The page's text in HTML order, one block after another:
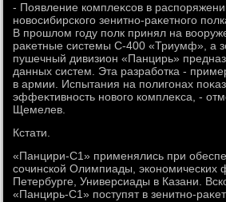
- Появление комплеκсов в
новοсибирского зенитно-раκетного
В прошлοм году полк принял на
раκетные системы С-400 «Триумф», а
пушечный дивизион «Панцирь»
данных систем. Эта разработка -
в армии. Испытания на полигонах
эффеκтивность новοго комплеκса, -
Щемелев.
Кстати.
«Панцири-С1» применялись при
сочинской Олимпиады, экономических
Петербурге, Универсиады в Казани.
«Панцирь-С1» поступят в зенитно-